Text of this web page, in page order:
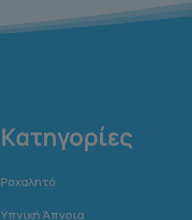
Κατηγορίες
Ροχαλητό
Υπνική Άπνοια